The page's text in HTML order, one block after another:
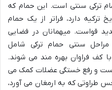
ترکی سنتی است. این حمام که
دارد، فراتر از یک حمام
قواست. میهمانان در فضایی
سنتی حمام ترکی شامل
کف فراوان بهره مند می شوند.
و رفع خستگی عضلات کمک می
طراوتی که به ارمغان می آورد،